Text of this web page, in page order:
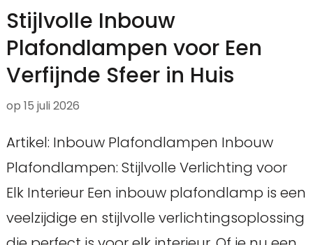
Stijlvolle Inbouw
Plafondlampen voor Een
Verfijnde Sfeer in Huis
op 15 juli 2026
Artikel: Inbouw Plafondlampen Inbouw
Plafondlampen: Stijlvolle Verlichting voor
Elk Interieur Een inbouw plafondlamp is een
veelzijdige en stijlvolle verlichtingsoplossing